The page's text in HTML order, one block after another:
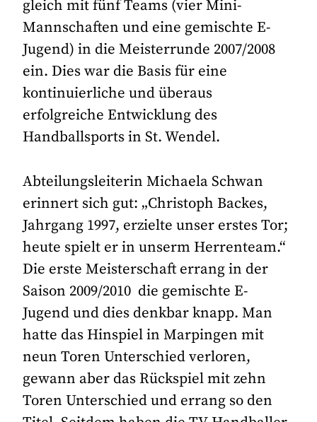
gleich mit fünf Teams (vier Mini-
Mannschaften und eine gemischte E-
Jugend) in die Meisterrunde 2007/2008
ein. Dies war die Basis für eine
kontinuierliche und überaus
erfolgreiche Entwicklung des
Handballsports in St. Wendel.
Abteilungsleiterin Michaela Schwan
erinnert sich gut: „Christoph Backes,
Jahrgang 1997, erzielte unser erstes Tor;
heute spielt er in unserm Herrenteam.“
Die erste Meisterschaft errang in der
Saison 2009/2010 die gemischte E-
Jugend und dies denkbar knapp. Man
hatte das Hinspiel in Marpingen mit
neun Toren Unterschied verloren,
gewann aber das Rückspiel mit zehn
Toren Unterschied und errang so den